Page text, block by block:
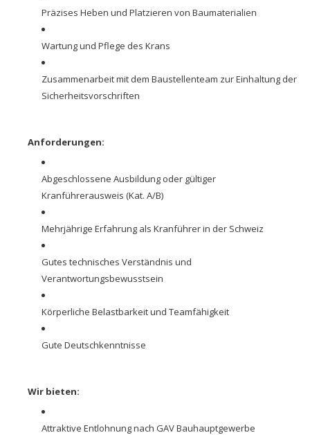
Präzises Heben und Platzieren von Baumaterialien
Wartung und Pflege des Krans
Zusammenarbeit mit dem Baustellenteam zur Einhaltung der
Sicherheitsvorschriften
Anforderungen:
Abgeschlossene Ausbildung oder gültiger
Kranführerausweis (Kat. A/B)
Mehrjährige Erfahrung als Kranführer in der Schweiz
Gutes technisches Verständnis und
Verantwortungsbewusstsein
Körperliche Belastbarkeit und Teamfähigkeit
Gute Deutschkenntnisse
Wir bieten:
Attraktive Entlohnung nach GAV Bauhauptgewerbe